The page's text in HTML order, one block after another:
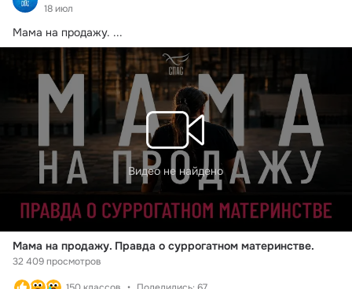
18 июл
Мама на продажу. ...
Видео не найдено
Мама на продажу. Правда о суррогатном материнстве.
32 409 просмотров